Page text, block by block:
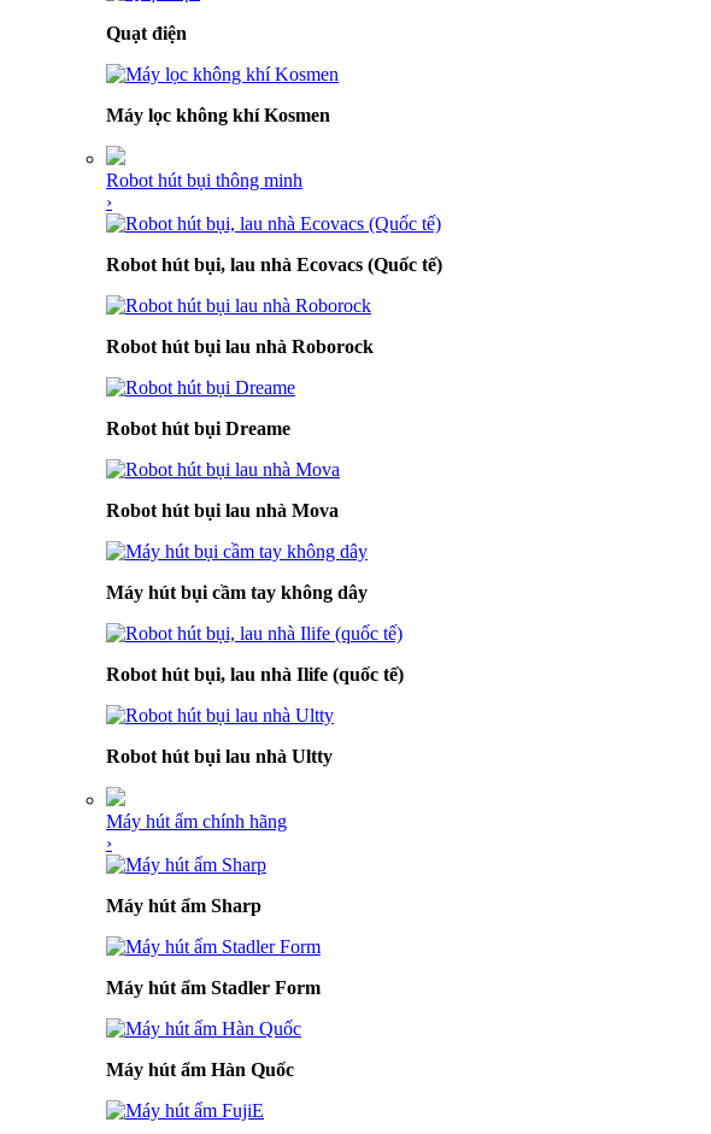
Quạt điện
Máy lọc không khí Kosmen
Robot hút bụi thông minh
›
Robot hút bụi, lau nhà Ecovacs (Quốc tế)
Robot hút bụi lau nhà Roborock
Robot hút bụi Dreame
Robot hút bụi lau nhà Mova
Máy hút bụi cầm tay không dây
Robot hút bụi, lau nhà Ilife (quốc tế)
Robot hút bụi lau nhà Ultty
Máy hút ẩm chính hãng
›
Máy hút ẩm Sharp
Máy hút ẩm Stadler Form
Máy hút ẩm Hàn Quốc